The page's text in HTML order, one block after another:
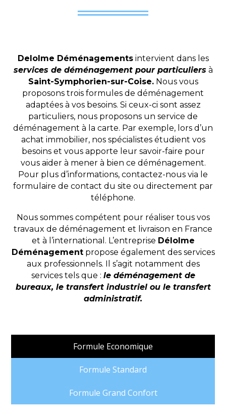
Delolme Déménagementsintervient dans les
services de déménagement pour particuliers à
Saint-Symphorien-sur-Coise.Nous vous
proposons trois formules de déménagement
adaptées à vos besoins. Si ceux-ci sont assez
particuliers, nous proposons un service de
déménagement à la carte. Par exemple, lors d’un
achat immobilier, nos spécialistes étudient vos
besoins et vous apporte leur savoir-faire pour
vous aider à mener à bien ce déménagement.
Pour plus d’informations, contactez-nous via le
formulaire de contact du site ou directement par
téléphone.
Nous sommes compétent pour réaliser tous vos
travaux de déménagement et livraison en France
et à l’international. L’entreprise Délolme
Déménagementpropose également des services
aux professionnels. Il s’agit notamment des
services tels que : le déménagement de
bureaux, le transfert industriel ou le transfert
administratif.
Formule Economique
Formule Standard
Formule Grand Confort